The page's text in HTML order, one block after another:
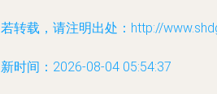
转载，请注明出处：http://
时间：2026-08-04 05:54:37